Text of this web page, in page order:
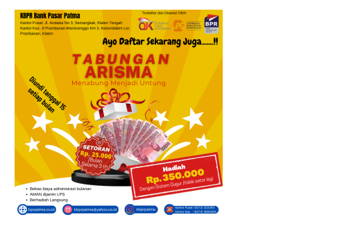
PENGAMBILAN
ARISMA
KELOMPOK
U
(21)
JATUH
TEMPO